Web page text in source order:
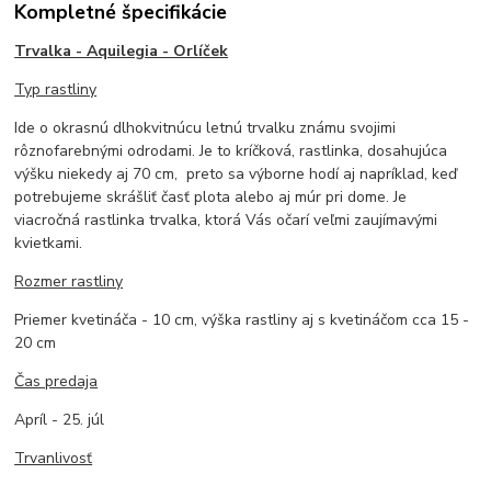
Kompletné špecifikácie
Trvalka - Aquilegia - Orlíček
Typ rastliny
Ide o okrasnú dlhokvitnúcu letnú trvalku známu svojimi
rôznofarebnými odrodami. Je to kríčková, rastlinka, dosahujúca
výšku niekedy aj 70 cm, preto sa výborne hodí aj napríklad, keď
potrebujeme skrášliť časť plota alebo aj múr pri dome. Je
viacročná rastlinka trvalka, ktorá Vás očarí veľmi zaujímavými
kvietkami.
Rozmer rastliny
Priemer kvetináča - 10 cm, výška rastliny aj s kvetináčom cca 15 -
20 cm
Čas predaja
Apríl - 25. júl
Trvanlivosť